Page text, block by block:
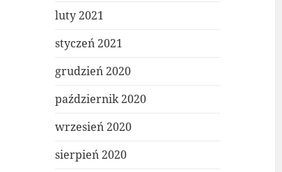
luty 2021
styczeń 2021
grudzień 2020
październik 2020
wrzesień 2020
sierpień 2020